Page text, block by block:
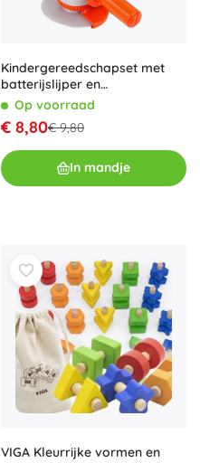
Kindergereedschapset met
batterijslijper en
veiligheidsbril
Op voorraad
€ 8,80€ 9,80
In mandje
VIGA Kleurrijke vormen en